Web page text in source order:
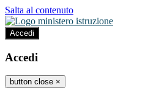
Salta al contenuto
Accedi
Accedi
button close ×